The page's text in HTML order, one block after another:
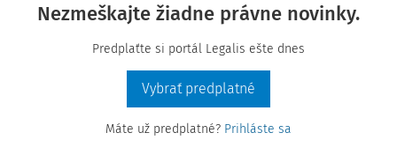
Nezmeškajte žiadne právne novinky.
Predplaťte si portál Legalis ešte dnes
Vybrať predplatné
Máte už predplatné? Prihláste sa